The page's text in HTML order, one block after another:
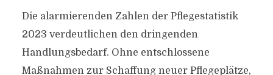
Die alarmierenden Zahlen der Pflegestatistik
2023 verdeutlichen den dringenden
Handlungsbedarf. Ohne entschlossene
Maßnahmen zur Schaffung neuer Pflegeplätze,